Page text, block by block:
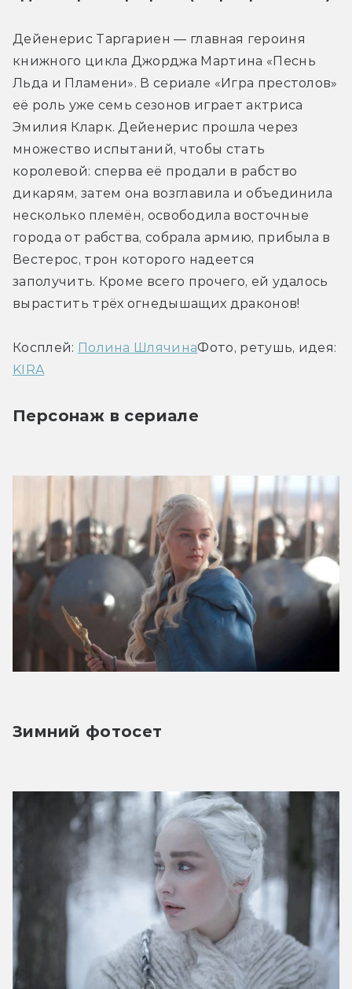
Дейенерис Таргариен — главная героиня
книжного цикла Джорджа Мартина «Песнь
Льда и Пламени». В сериале «Игра престолов»
её роль уже семь сезонов играет актриса
Эмилия Кларк. Дейенерис прошла через
множество испытаний, чтобы стать
королевой: сперва её продали в рабство
дикарям, затем она возглавила и объединила
несколько племён, освободила восточные
города от рабства, собрала армию, прибыла в
Вестерос, трон которого надеется
заполучить. Кроме всего прочего, ей удалось
вырастить трёх огнедышащих драконов!
Косплей: Полина Шлячина
KIRA
Персонаж в сериале
Зимний фотосет